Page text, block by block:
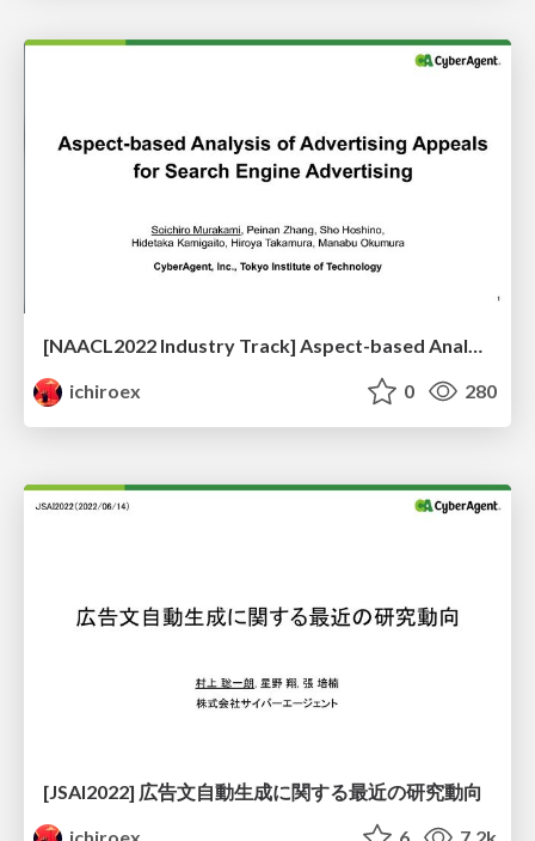
[NAACL2022 Industry Track] Aspect-based Analysis of Advertising Appeals for Search Engine Advertising
ichiroex
0 280
[JSAI2022] 広告文自動生成に関する最近の研究動向